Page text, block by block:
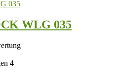
WLG 035
4